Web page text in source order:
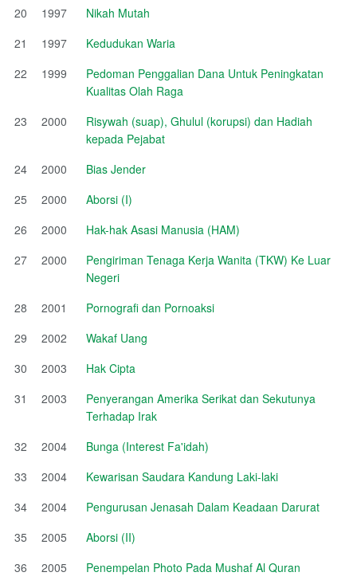
20
1997
Nikah Mutah
21
1997
Kedudukan Waria
22
1999
Pedoman Penggalian Dana Untuk Peningkatan
Kualitas Olah Raga
23
2000
Risywah (suap), Ghulul (korupsi) dan Hadiah
kepada Pejabat
24
2000
Bias Jender
25
2000
Aborsi (I)
26
2000
Hak-hak Asasi Manusia (HAM)
27
2000
Pengiriman Tenaga Kerja Wanita (TKW) Ke Luar
Negeri
28
2001
Pornografi dan Pornoaksi
29
2002
Wakaf Uang
30
2003
Hak Cipta
31
2003
Penyerangan Amerika Serikat dan Sekutunya
Terhadap Irak
32
2004
Bunga (Interest Fa'idah)
33
2004
Kewarisan Saudara Kandung Laki-laki
34
2004
Pengurusan Jenasah Dalam Keadaan Darurat
35
2005
Aborsi (II)
36
2005
Penempelan Photo Pada Mushaf Al Quran